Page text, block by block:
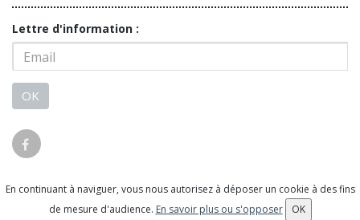
Lettre d'information :
OK
© 2026 - LogicielSaasFood - Logiciel de gestion de
commande sur internet et en magasin
En continuant à naviguer, vous nous autorisez à déposer un cookie à des fins
de mesure d'audience. En savoir plus ou s'opposer OK